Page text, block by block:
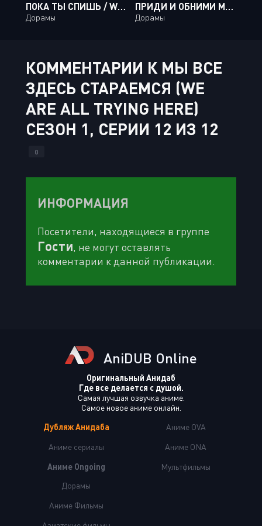
ПОКА ТЫ СПИШЬ / WHILE YOU WERE SLEEPING [32 ИЗ 32]
Дорамы
ПРИДИ И ОБНИМИ МЕНЯ / COME AND HUG ME [20 ИЗ 32]
Дорамы
КОММЕНТАРИИ К МЫ ВСЕ
ЗДЕСЬ СТАРАЕМСЯ (WE
ARE ALL TRYING HERE)
СЕЗОН 1, СЕРИИ 12 ИЗ 12
0
ИНФОРМАЦИЯ
Посетители, находящиеся в группе
Гости, не могут оставлять
комментарии к данной публикации.
AniDUB Online
Оригинальный Анидаб
Где все делается с душой.
Самая лучшая озвучка аниме.
Самое новое аниме онлайн.
Дубляж Анидаба
Аниме сериалы
Аниме Ongoing
Аниме OVA
Аниме ONA
Мультфильмы
Дорамы
Аниме Фильмы